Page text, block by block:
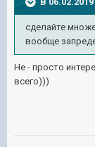
сделайте
вообще
Не - просто
всего)))